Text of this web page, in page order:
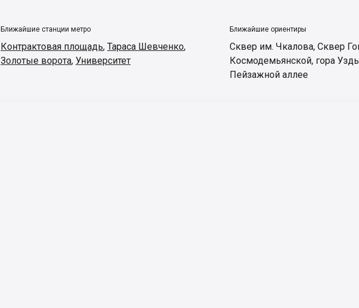
Ближайшие станции метро
Контрактовая площадь, Тараса Шевченко,
Золотые ворота, Университет
Ближайшие ориентиры
Сквер им. Чкалова, Сквер
Космодемьянской, гора
Пейзажной аллее